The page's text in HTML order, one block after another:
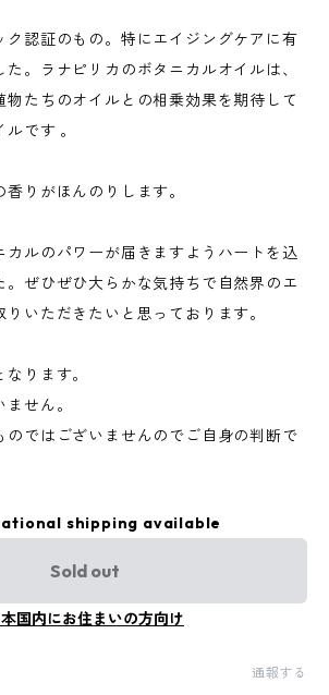
ク認証のもの。特にエイジングケアに有
。ラナピリカのボタニカルオイルは、
物たちのオイルとの相乗効果を期待して
です 。
りがほんのりします。
カルのパワーが届きますようハートを込
。ぜひぜひ大らかな気持ちで自然界のエ
いただきたいと思っております。
ります。
せん。
ではございませんのでご自身の判断で
shipping available
Sold out
国内にお住まいの方向け
通報する